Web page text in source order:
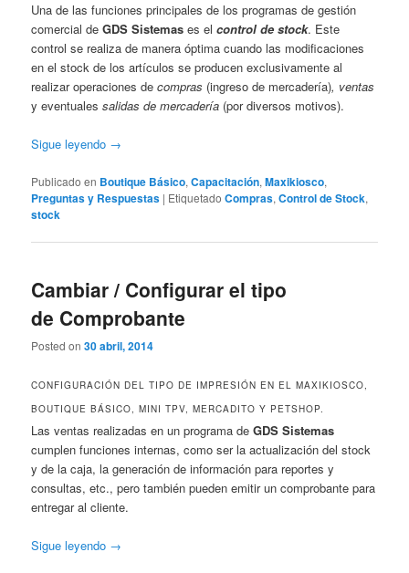
Una de las funciones principales de los programas de gestión
comercial deGDS Sistemas es elcontrol de stock. Este
control se realiza de manera óptima cuando las modificaciones
en el stock de los artículos se producen exclusivamente al
realizar operaciones decompras (ingreso de mercadería), ventas
y eventualessalidas de mercadería (por diversos motivos).
Sigue leyendo →
Publicado en Boutique Básico,Capacitación,Maxikiosco,
Preguntas y Respuestas | Etiquetado Compras,Control de Stock,
stock
Cambiar / Configurar el tipo
de Comprobante
Posted on30 abril, 2014
CONFIGURACIÓN DEL TIPO DE IMPRESIÓN EN EL MAXIKIOSCO,
BOUTIQUE BÁSICO, MINI TPV, MERCADITO Y PETSHOP.
Las ventas realizadas en un programa deGDS Sistemas
cumplen funciones internas, como ser la actualización del stock
y de la caja, la generación de información para reportes y
consultas, etc., pero también pueden emitir un comprobante para
entregar al cliente.
Sigue leyendo →